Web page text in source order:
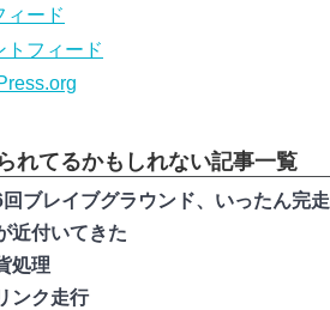
ィード
トフィード
れてるかもしれない記事一覧
ブレイブグラウンド、いったん完走
近付いてきた
処理
ンク走行